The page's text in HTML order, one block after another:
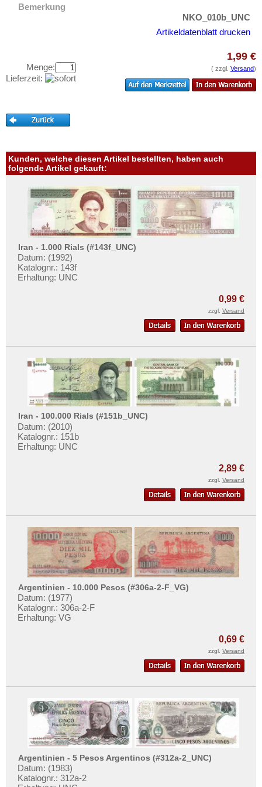
Südkorea
Taiwan
Timor
Turkmenistan
Usbekistan
Vereinigte Arabische Emirate
Vietnam
Vietnam Süd
Testbanknoten
Aufbewahrung
Gutscheine
Kontakt
Informationen
Preislisten
Ankauf
Erhaltungsgrade
Gratisbanknoten
FAQ
Mehr über...
AGB
Impressum
Bemerkung
NKO_010b_UNC
Artikeldatenblatt drucken
Menge:
Lieferzeit:
1,99 €
( zzgl. Versand)
Kunden, welche diesen Artikel bestellten, haben auch
folgende Artikel gekauft:
Iran - 1.000 Rials (#143f_UNC)
Datum: (1992)
Katalognr.: 143f
Erhaltung: UNC
0,99 €
zzgl. Versand
Iran - 100.000 Rials (#151b_UNC)
Datum: (2010)
Katalognr.: 151b
Erhaltung: UNC
2,89 €
zzgl. Versand
Argentinien - 10.000 Pesos (#306a-2-F_VG)
Datum: (1977)
Katalognr.: 306a-2-F
Erhaltung: VG
0,69 €
zzgl. Versand
Argentinien - 5 Pesos Argentinos (#312a-2_UNC)
Datum: (1983)
Katalognr.: 312a-2